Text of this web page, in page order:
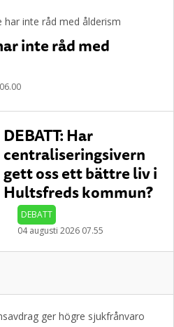
inte råd med
DEBATT: Har
centraliseringsivern
gett oss ett bättre liv i
Hultsfreds kommun?
DEBATT
04 augusti 2026 07.55